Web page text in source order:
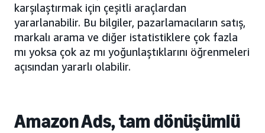
karşılaştırmak için çeşitli araçlardan
yararlanabilir. Bu bilgiler, pazarlamacıların satış,
markalı arama ve diğer istatistiklere çok fazla
mı yoksa çok az mı yoğunlaştıklarını öğrenmeleri
açısından yararlı olabilir.
Amazon Ads, tam dönüşümlü